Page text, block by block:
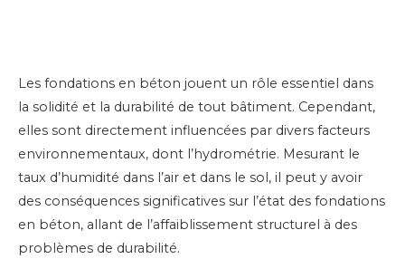
Les fondations en béton jouent un rôle essentiel dans
la solidité et la durabilité de tout bâtiment. Cependant,
elles sont directement influencées par divers facteurs
environnementaux, dont l’hydrométrie. Mesurant le
taux d’humidité dans l’air et dans le sol, il peut y avoir
des conséquences significatives sur l’état des fondations
en béton, allant de l’affaiblissement structurel à des
problèmes de durabilité.